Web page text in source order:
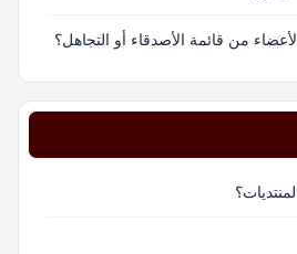
من قائمة الأصدقاء أو التجاهل؟